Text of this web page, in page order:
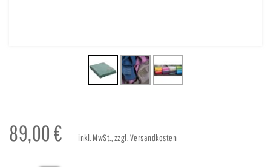
89,00€ inkl. MwSt., zzgl.Versandkosten